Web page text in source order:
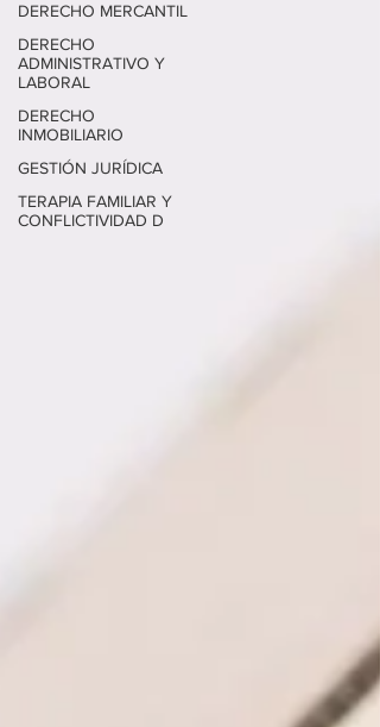
DERECHO MERCANTIL
DERECHO
ADMINISTRATIVO Y
LABORAL
DERECHO
INMOBILIARIO
GESTIÓN JURÍDICA
TERAPIA FAMILIAR Y
CONFLICTIVIDAD D